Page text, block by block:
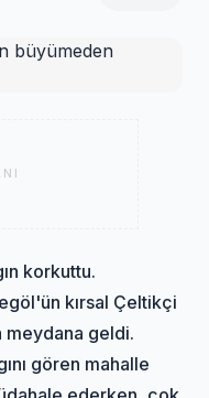
korkuttu.
kırsal Çeltikçi
meydana geldi.
gören mahalle